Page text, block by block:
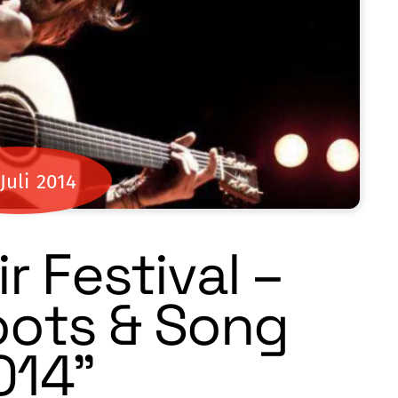
Juli 2014
Festival –
& Song